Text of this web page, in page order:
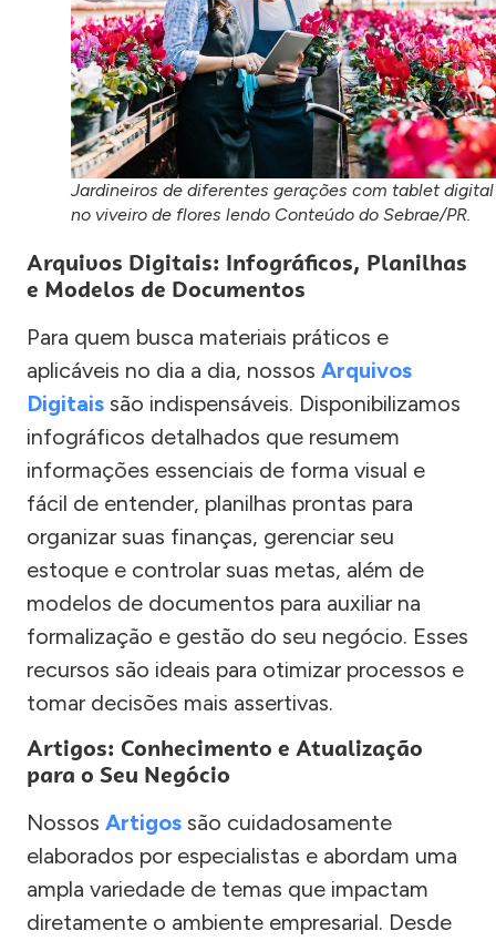
Jardineiros de diferentes gerações com tablet digital
no viveiro de flores lendo Conteúdo do Sebrae/PR.
Arquivos Digitais: Infográficos, Planilhas
e Modelos de Documentos
Para quem busca materiais práticos e
aplicáveis no dia a dia, nossos Arquivos
Digitais são indispensáveis. Disponibilizamos
infográficos detalhados que resumem
informações essenciais de forma visual e
fácil de entender, planilhas prontas para
organizar suas finanças, gerenciar seu
estoque e controlar suas metas, além de
modelos de documentos para auxiliar na
formalização e gestão do seu negócio. Esses
recursos são ideais para otimizar processos e
tomar decisões mais assertivas.
Artigos: Conhecimento e Atualização
para o Seu Negócio
Nossos Artigos são cuidadosamente
elaborados por especialistas e abordam uma
ampla variedade de temas que impactam
diretamente o ambiente empresarial. Desde